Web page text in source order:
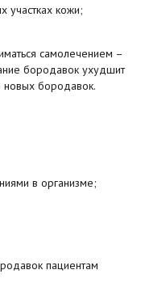
участках кожи;
самолечением –
бородавок ухудшит
новых бородавок.
в организме;
пациентам